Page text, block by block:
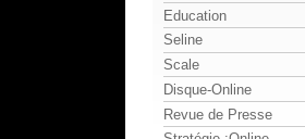
Education
Seline
Scale
Disque-Online
Revue de Presse